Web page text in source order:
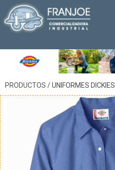
PRODUCTOS /UNIFORMES DICKIES